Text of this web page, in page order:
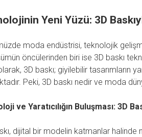
Yeni Yüzü: 3D
moda endüstrisi, teknolojik
öncülerinden biri ise 3D baskı
3D baskı; giyilebilir tasarımların
Peki, 3D baskı nedir ve moda
ve Yaratıcılığın Buluşması: 3D
dijital bir modelin katmanlar